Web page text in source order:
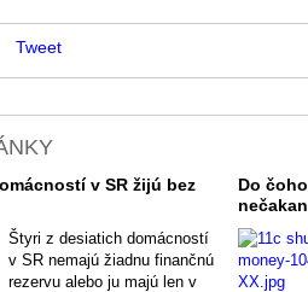
Tweet
v SR žijú bez
Štyri z desiatich domácností
v SR nemajú žiadnu finančnú
rezervu alebo ju majú len v
Do